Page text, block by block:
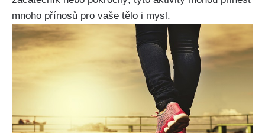
mnoho přínosů pro vaše tělo i mysl.